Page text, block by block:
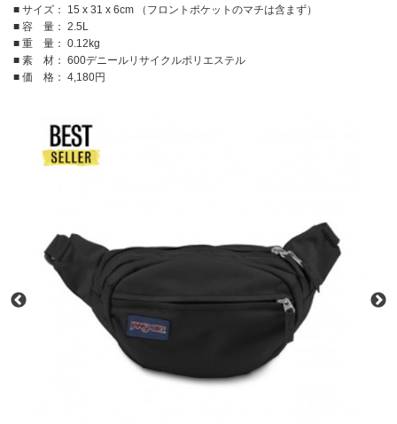
■ サイズ： 15 x 31 x 6cm （フロントポケットのマチは含まず）
■ 容 量： 2.5L
■ 重 量： 0.12kg
■ 素 材： 600デニールリサイクルポリエステル
■ 価 格： 4,180円